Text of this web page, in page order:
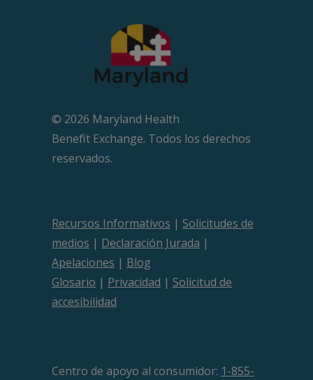
© 2026 Maryland Health
Beneﬁt Exchange. Todos los derechos
reservados.
Recursos Informativos | Solicitudes de
medios | Declaración Jurada |
Apelaciones | Blog
Glosario | Privacidad | Solicitud de
accesibilidad
Centro de apoyo al consumidor: 1-855-